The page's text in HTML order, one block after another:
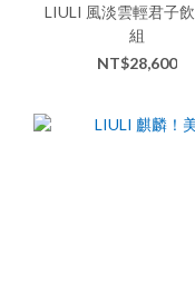
LIULI 風淡雲輕君子飲 四杯
組
NT$28,600